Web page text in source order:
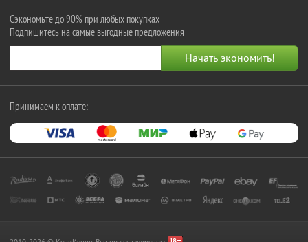
Сэкономьте до 90% при любых покупках
Подпишитесь на самые выгодные предложения
Принимаем к оплате: